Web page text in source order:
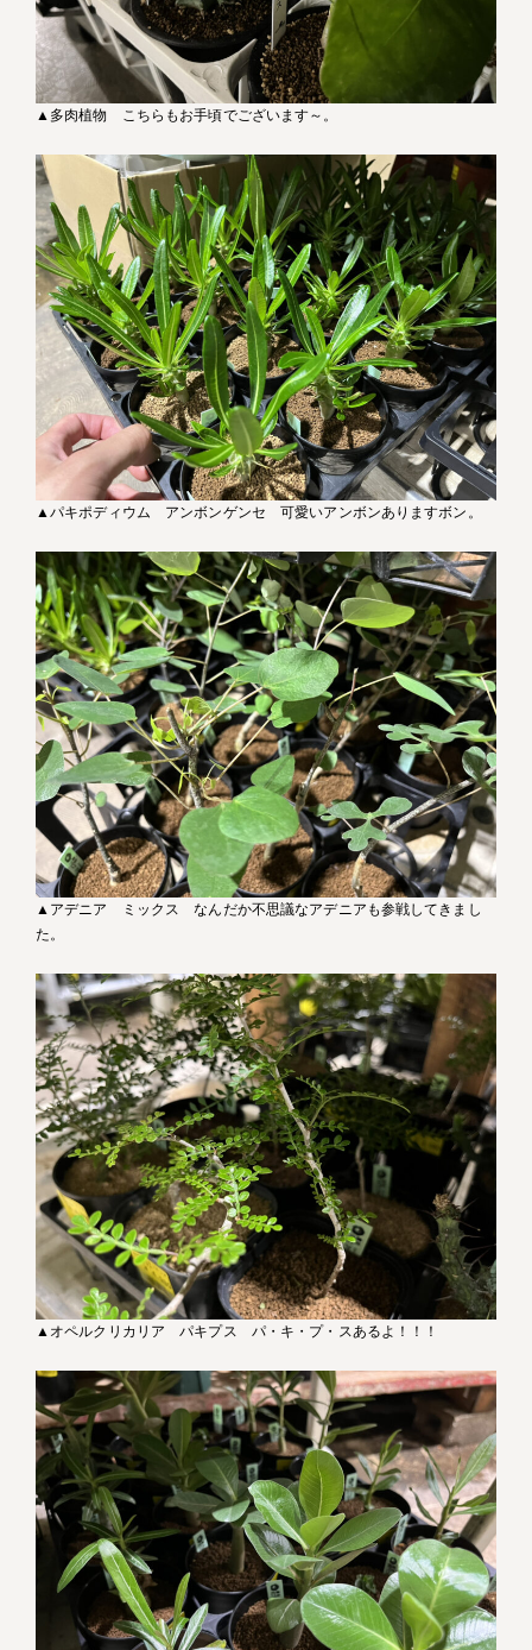
▲多肉植物 こちらもお手頃でございます～。
▲パキポディウム アンボンゲンセ 可愛いアンボンありますボン。
▲アデニア ミックス なんだか不思議なアデニアも参戦してきまし
た。
▲オペルクリカリア パキプス パ・キ・プ・スあるよ！！！